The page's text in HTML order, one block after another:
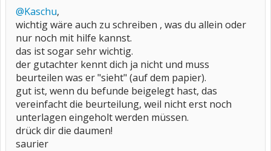
@Kaschu,
wichtig wäre auch zu schreiben , was du allein oder
nur noch mit hilfe kannst.
das ist sogar sehr wichtig.
der gutachter kennt dich ja nicht und muss
beurteilen was er "sieht" (auf dem papier).
gut ist, wenn du befunde beigelegt hast, das
vereinfacht die beurteilung, weil nicht erst noch
unterlagen eingeholt werden müssen.
drück dir die daumen!
saurier